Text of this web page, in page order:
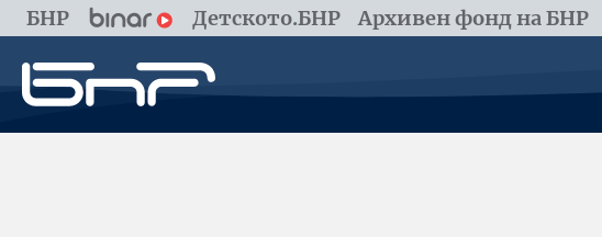
БНР Детското.БНР Архивен фонд на БНР